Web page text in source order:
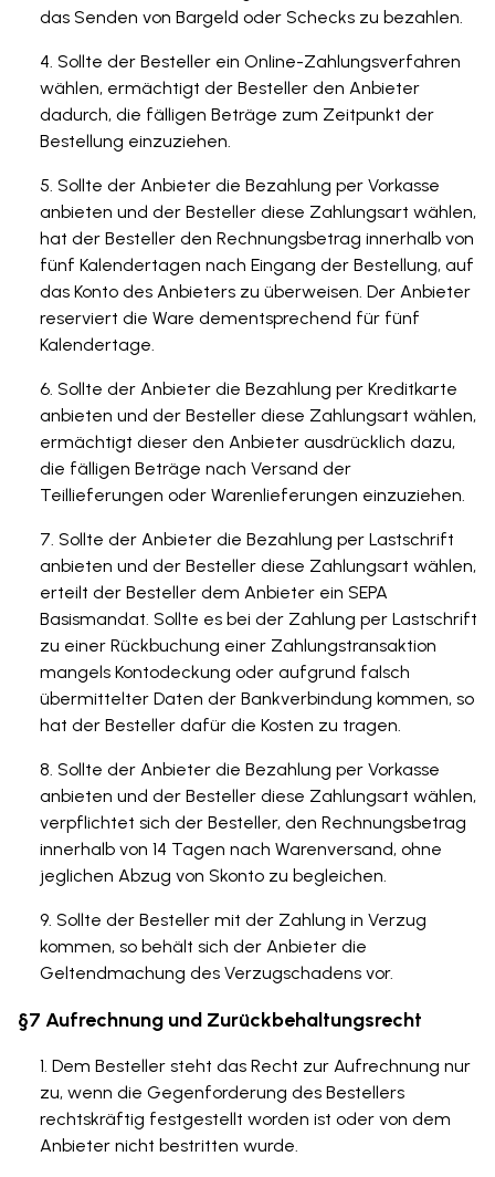
das Senden von Bargeld oder Schecks zu bezahlen.
Sollte der Besteller ein Online-Zahlungsverfahren
wählen, ermächtigt der Besteller den Anbieter
dadurch, die fälligen Beträge zum Zeitpunkt der
Bestellung einzuziehen.
Sollte der Anbieter die Bezahlung per Vorkasse
anbieten und der Besteller diese Zahlungsart wählen,
hat der Besteller den Rechnungsbetrag innerhalb von
fünf Kalendertagen nach Eingang der Bestellung, auf
das Konto des Anbieters zu überweisen. Der Anbieter
reserviert die Ware dementsprechend für fünf
Kalendertage.
Sollte der Anbieter die Bezahlung per Kreditkarte
anbieten und der Besteller diese Zahlungsart wählen,
ermächtigt dieser den Anbieter ausdrücklich dazu,
die fälligen Beträge nach Versand der
Teillieferungen oder Warenlieferungen einzuziehen.
Sollte der Anbieter die Bezahlung per Lastschrift
anbieten und der Besteller diese Zahlungsart wählen,
erteilt der Besteller dem Anbieter ein SEPA
Basismandat. Sollte es bei der Zahlung per Lastschrift
zu einer Rückbuchung einer Zahlungstransaktion
mangels Kontodeckung oder aufgrund falsch
übermittelter Daten der Bankverbindung kommen, so
hat der Besteller dafür die Kosten zu tragen.
Sollte der Anbieter die Bezahlung per Vorkasse
anbieten und der Besteller diese Zahlungsart wählen,
verpflichtet sich der Besteller, den Rechnungsbetrag
innerhalb von 14 Tagen nach Warenversand, ohne
jeglichen Abzug von Skonto zu begleichen.
Sollte der Besteller mit der Zahlung in Verzug
kommen, so behält sich der Anbieter die
Geltendmachung des Verzugschadens vor.
§7 Aufrechnung und Zurückbehaltungsrecht
Dem Besteller steht das Recht zur Aufrechnung nur
zu, wenn die Gegenforderung des Bestellers
rechtskräftig festgestellt worden ist oder von dem
Anbieter nicht bestritten wurde.